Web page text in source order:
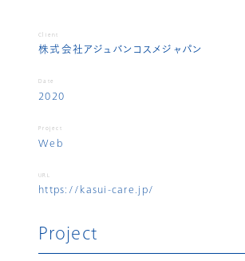
Client
株式会社アジュバンコスメジャパン
Date
2020
Project
Web
URL
https://kasui-care.jp/
Project